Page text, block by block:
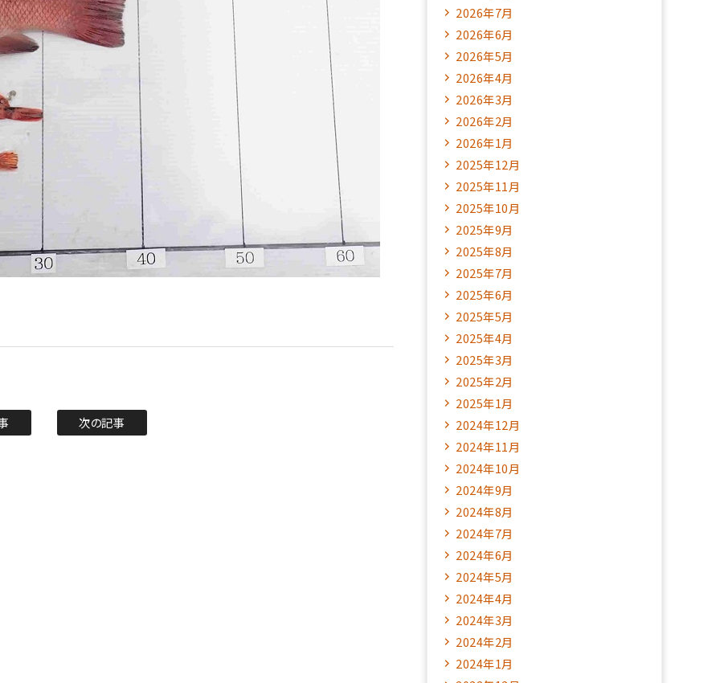
次の記事
2026年7月
2026年6月
2026年5月
2026年4月
2026年3月
2026年2月
2026年1月
2025年12月
2025年11月
2025年10月
2025年9月
2025年8月
2025年7月
2025年6月
2025年5月
2025年4月
2025年3月
2025年2月
2025年1月
2024年12月
2024年11月
2024年10月
2024年9月
2024年8月
2024年7月
2024年6月
2024年5月
2024年4月
2024年3月
2024年2月
2024年1月